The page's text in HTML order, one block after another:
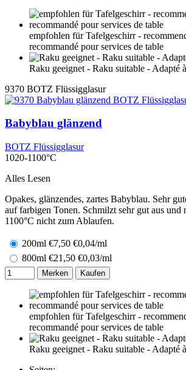
empfohlen für Tafelgeschirr -
recommandé pour services de table
Raku geeignet - Raku suitable - Adapté
9370 BOTZ Flüssigglasur
Babyblau glänzend
BOTZ Flüssigglasur
1020-1100°C
Alles Lesen
Opakes, glänzendes, zartes Babyblau. Sehr
auf farbigen Tonen. Schmilzt sehr gut aus und
1100°C nicht zum Ablaufen.
200ml €7,50 €0,04/ml
800ml €21,50 €0,03/ml
Merken Kaufen
empfohlen für Tafelgeschirr -
recommandé pour services de table
Raku geeignet - Raku suitable - Adapté